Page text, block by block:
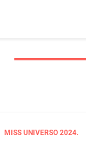
MISS UNIVERSO 2024.